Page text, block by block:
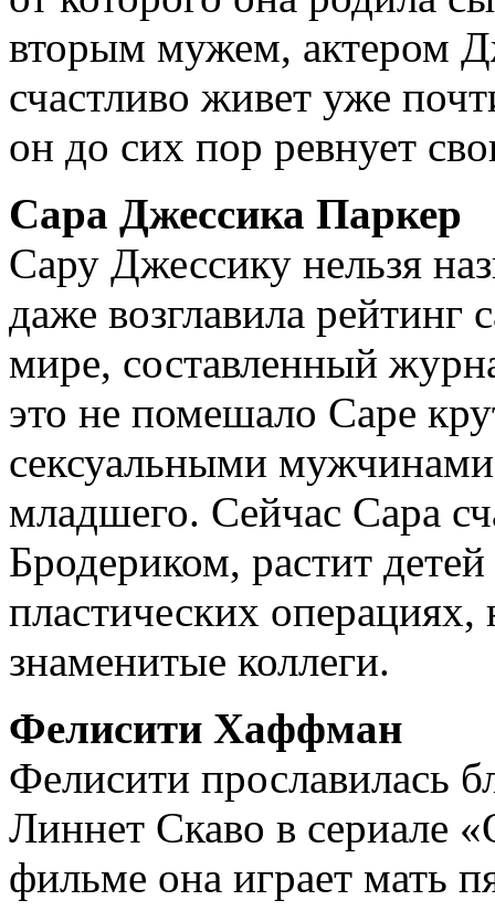
вторым мужем, актером
счастливо живет уже
он до сих пор ревнует
Сара Джес­сика Паркер
Сару Джессику нельзя
даже возглавила
мире, составленный
это не помешало Саре
сексуальными
младшего. Сейчас Сара
Бродериком, растит
пластических
знаменитые коллеги.
Фелисити Хаффман
Фелисити про­славилась
Линнет Скаво в сериале
фильме она играет мать